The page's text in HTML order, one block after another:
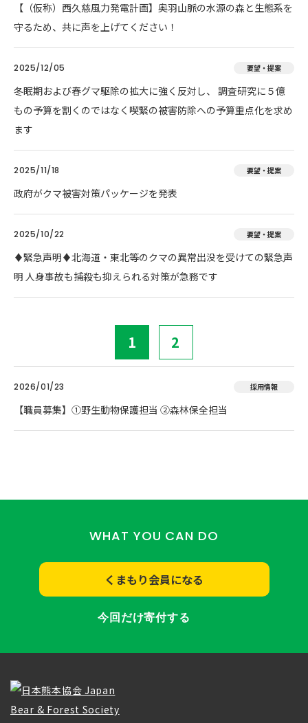
【（仮称）西久慈風力発電計画】奥羽山脈の水源の森と生態系を
守るため、共に声を上げてください！
2025/12/05 要望・提案
冬眠期および春グマ駆除の拡大に強く反対し、 調査研究に５億
もの予算を割くのではなく喫緊の被害防除への予算重点化を求め
ます
2025/11/18 要望・提案
政府がクマ被害対策パッケージを発表
2025/10/22 要望・提案
♦️緊急声明♦️北海道・東北等のクマの異常出没を受けての緊急声
明 人身事故も捕殺も抑えられる対策が急務です
1 2
2026/01/23 採用情報
【職員募集】①野生動物保護担当 ②森林保全担当
WHAT YOU CAN DO
くまもり会員になる
今回だけ寄付する